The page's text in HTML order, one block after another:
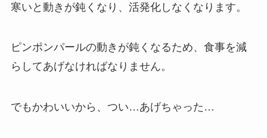
寒いと動きが鈍くなり、活発化しなくなります。
ピンポンパールの動きが鈍くなるため、食事を減
らしてあげなければなりません。
でもかわいいから、つい…あげちゃった…